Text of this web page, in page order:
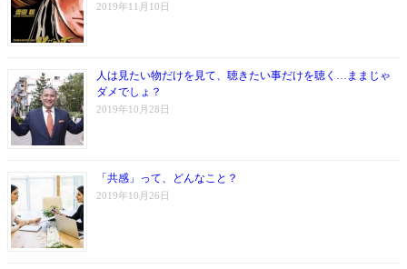
2019年11月10日
人は見たい物だけを見て、聴きたい事だけを聴く…ままじゃ
ダメでしょ？
2019年10月28日
「共感」って、どんなこと？
2019年10月26日